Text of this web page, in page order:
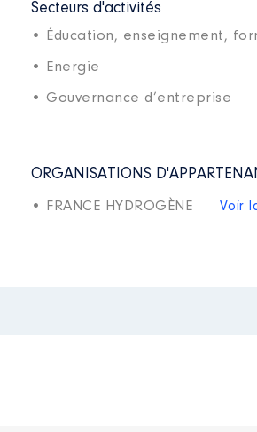
Secteurs d'activités
• Éducation, enseignement,
• Energie
• Gouvernance d’entreprise
ORGANISATIONS
• FRANCE HYDROGÈNE Voir